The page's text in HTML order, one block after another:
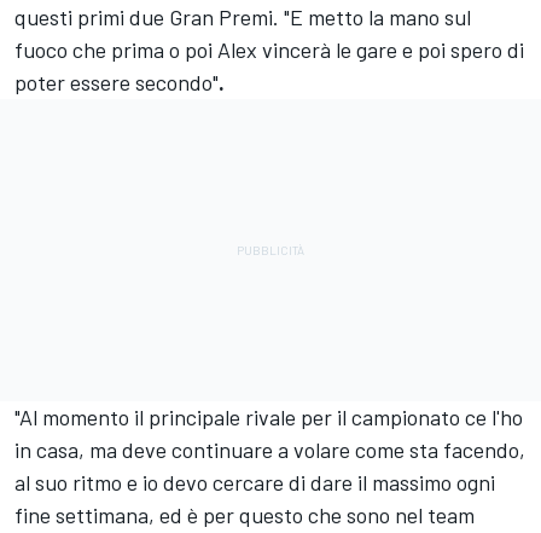
questi primi due Gran Premi. "E metto la mano sul
fuoco che prima o poi Alex vincerà le gare e poi spero di
poter essere secondo".
"Al momento il principale rivale per il campionato ce l'ho
in casa, ma deve continuare a volare come sta facendo,
al suo ritmo e io devo cercare di dare il massimo ogni
fine settimana, ed è per questo che sono nel team